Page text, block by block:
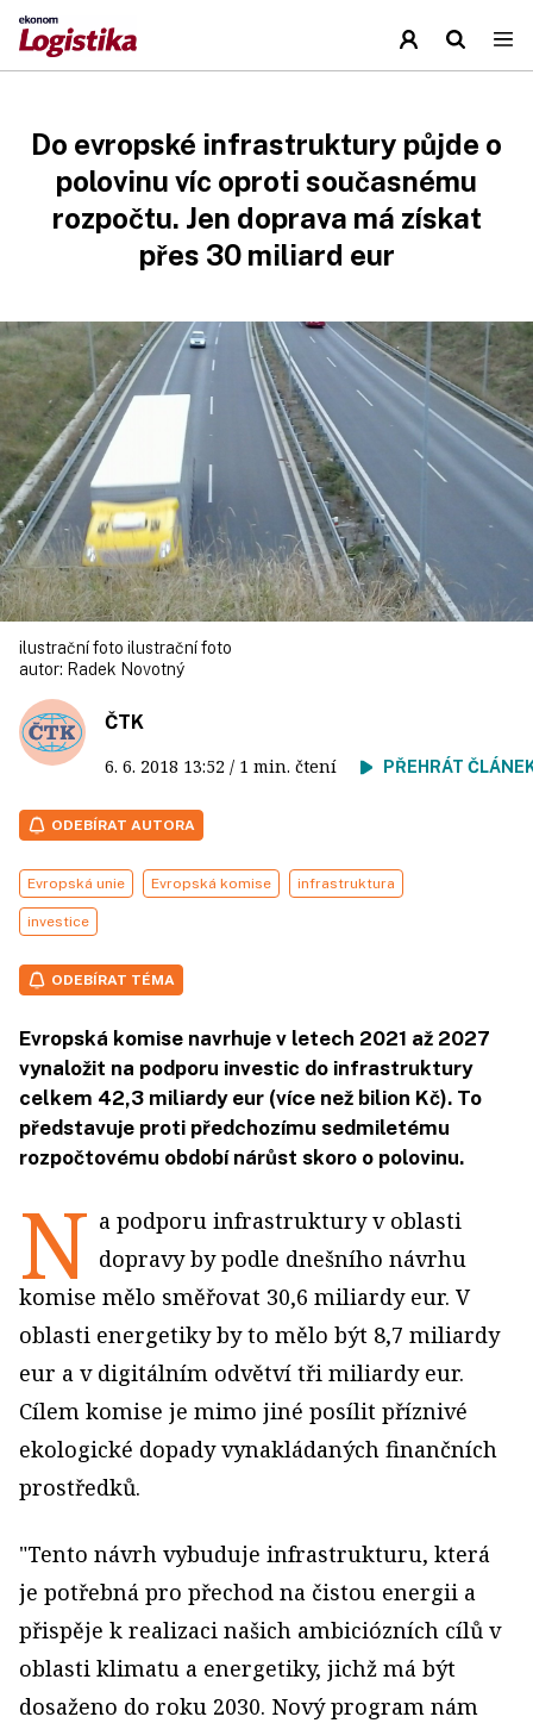
Do evropské infrastruktury půjde o
polovinu víc oproti současnému
rozpočtu. Jen doprava má získat
přes 30 miliard eur
ilustrační foto ilustrační foto
autor: Radek Novotný
ČTK
6. 6. 2018 13:52 / 1 min. čtení PŘEHRÁT
ODEBÍRAT AUTORA
Evropská unie Evropská komise infrastruktura
investice
ODEBÍRAT TÉMA
Evropská komise navrhuje v letech 2021 až 2027
vynaložit na podporu investic do infrastruktury
celkem 42,3 miliardy eur (více než bilion Kč). To
představuje proti předchozímu sedmiletému
rozpočtovému období nárůst skoro o polovinu.
N a podporu infrastruktury v oblasti
dopravy by podle dnešního návrhu
komise mělo směřovat 30,6 miliardy eur. V
oblasti energetiky by to mělo být 8,7 miliardy
eur a v digitálním odvětví tři miliardy eur.
Cílem komise je mimo jiné posílit příznivé
ekologické dopady vynakládaných finančních
prostředků.
"Tento návrh vybuduje infrastrukturu, která
je potřebná pro přechod na čistou energii a
přispěje k realizaci našich ambiciózních cílů v
oblasti klimatu a energetiky, jichž má být
dosaženo do roku 2030. Nový program nám